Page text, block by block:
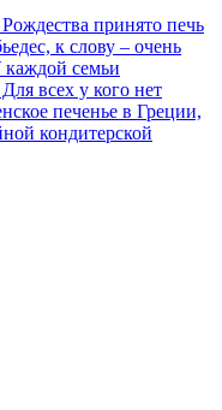
принято печь
к слову – очень
каждой семьи
всех у кого нет
печенье в Греции,
кондитерской